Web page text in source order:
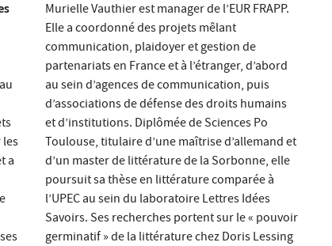
a
Murielle Vauthier est manager de l’EUR FRAPP.
Elle a coordonné des projets mêlant
communication, plaidoyer et gestion de
partenariats en France et à l’étranger, d’abord
au sein d’agences de communication, puis
d’associations de défense des droits humains
et d’institutions. Diplômée de Sciences Po
Toulouse, titulaire d’une maîtrise d’allemand et
d’un master de littérature de la Sorbonne, elle
poursuit sa thèse en littérature comparée à
l’UPEC au sein du laboratoire Lettres Idées
Savoirs. Ses recherches portent sur le « pouvoir
germinatif » de la littérature chez Doris Lessing